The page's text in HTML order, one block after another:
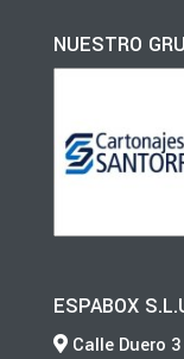
NUESTRO
ESPABOX
Calle Duero